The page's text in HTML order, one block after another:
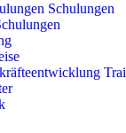
Schulungen